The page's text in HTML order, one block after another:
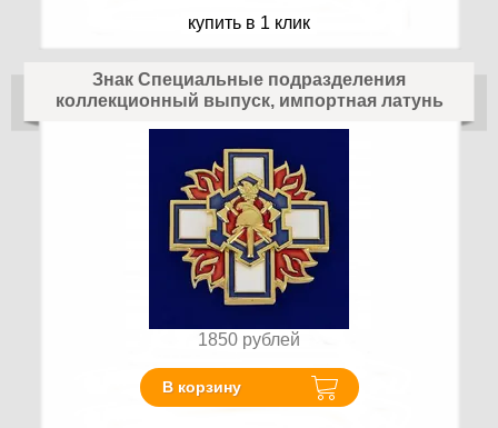
купить в 1 клик
Знак Специальные подразделения
коллекционный выпуск, импортная латунь
1850 рублей
В корзину